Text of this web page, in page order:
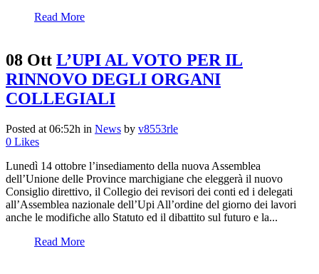
Read More
08 Ott L’UPI AL VOTO PER IL
RINNOVO DEGLI ORGANI
COLLEGIALI
Posted at 06:52h in News by v8553rle
0 Likes
Lunedì 14 ottobre l’insediamento della nuova Assemblea
dell’Unione delle Province marchigiane che eleggerà il nuovo
Consiglio direttivo, il Collegio dei revisori dei conti ed i delegati
all’Assemblea nazionale dell’Upi All’ordine del giorno dei lavori
anche le modifiche allo Statuto ed il dibattito sul futuro e la...
Read More